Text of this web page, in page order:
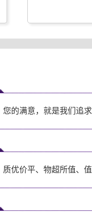
您的满意，就是我们追
质优价平、物超所值、